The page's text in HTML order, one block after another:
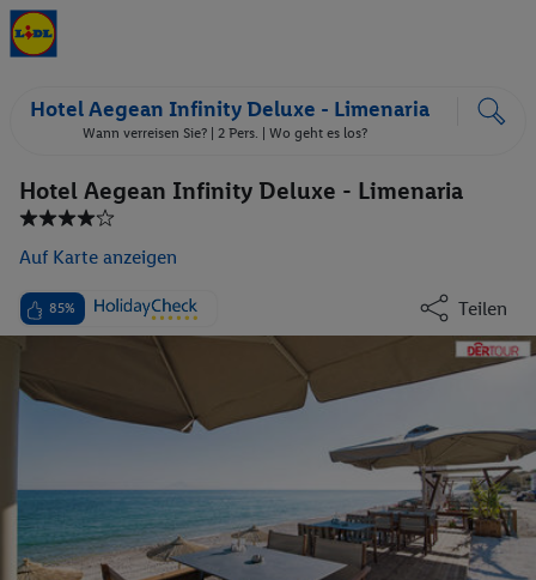
Hotel Aegean Infinity Deluxe - Limenaria
Wann verreisen Sie? | 2 Pers. | Wo geht es los?
Hotel Aegean Infinity Deluxe - Limenaria
Auf Karte anzeigen
85% Teilen